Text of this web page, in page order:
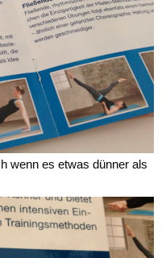
wenn es etwas dünner als